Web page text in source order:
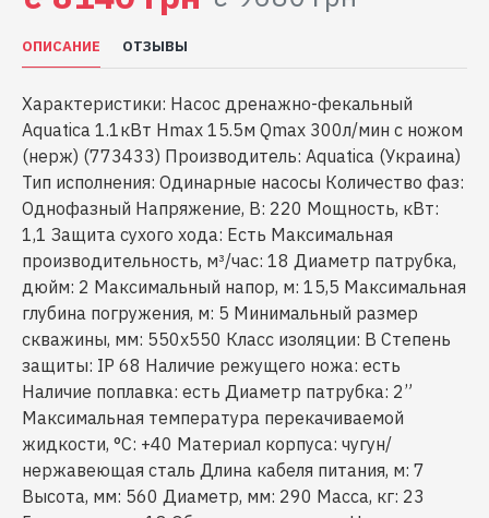
ОПИСАНИЕ ОТЗЫВЫ
Характеристики: Насос дренажно-фекальный
Aquatica 1.1кВт Hmax 15.5м Qmax 300л/мин с ножом
(нерж) (773433) Производитель: Aquatica (Украина)
Тип исполнения: Одинарные насосы Количество фаз:
Однофазный Напряжение, В: 220 Мощность, кВт:
1,1 Защита сухого хода: Есть Максимальная
производительность, м³/час: 18 Диаметр патрубка,
дюйм: 2 Максимальный напор, м: 15,5 Максимальная
глубина погружения, м: 5 Минимальный размер
скважины, мм: 550x550 Класс изоляции: B Степень
защиты: IP 68 Наличие режущего ножа: есть
Наличие поплавка: есть Диаметр патрубка: 2”
Максимальная температура перекачиваемой
жидкости, °С: +40 Материал корпуса: чугун/
нержавеющая сталь Длина кабеля питания, м: 7
Высота, мм: 560 Диаметр, мм: 290 Масса, кг: 23